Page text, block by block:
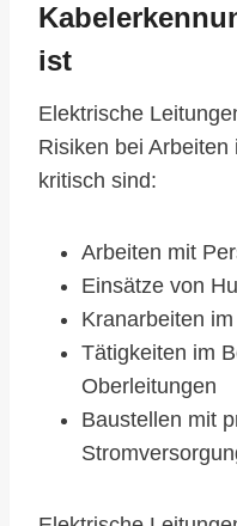
ist
Elektrische
Risiken bei
kritisch sind:
Arbeiten mit
Einsätze von
Kranarbeiten
Tätigkeiten im
Oberleitungen
Baustellen mit